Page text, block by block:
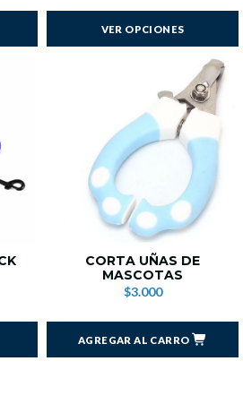
VER OPCIONES
CORTA UÑAS DE
MASCOTAS
$3.000
AGREGAR AL CARRO